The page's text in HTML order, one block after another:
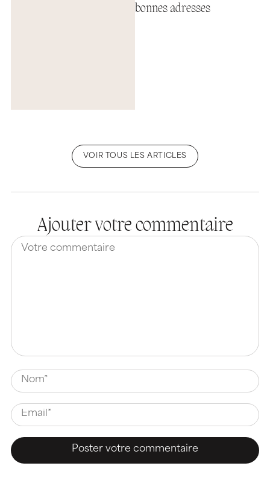
bonnes adresses
VOIR TOUS LES ARTICLES
Ajouter votre commentaire